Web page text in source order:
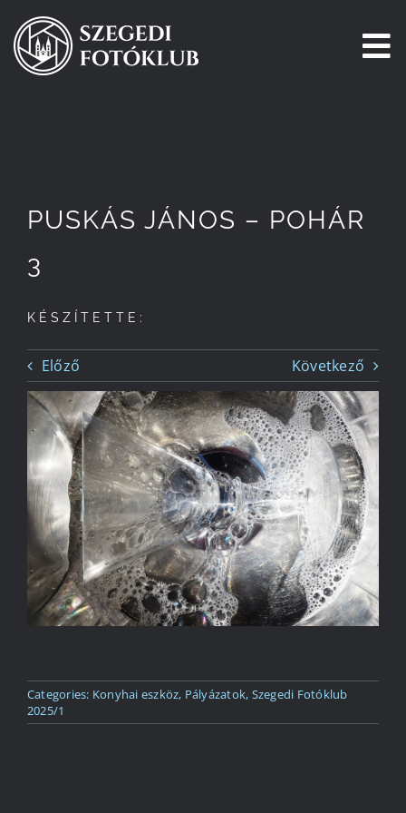
Kihagyás
Pályázatok
Tagjaink
Történetünk
Kapcsolat
PUSKÁS JÁNOS – POHÁR
3
KÉSZÍTETTE:
Előző Következő
Categories: Konyhai eszköz, Pályázatok, Szegedi Fotóklub
2025/1